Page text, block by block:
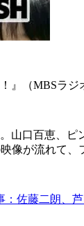
（MBSラ
山口百恵、
像が流れて
：佐藤二朗、